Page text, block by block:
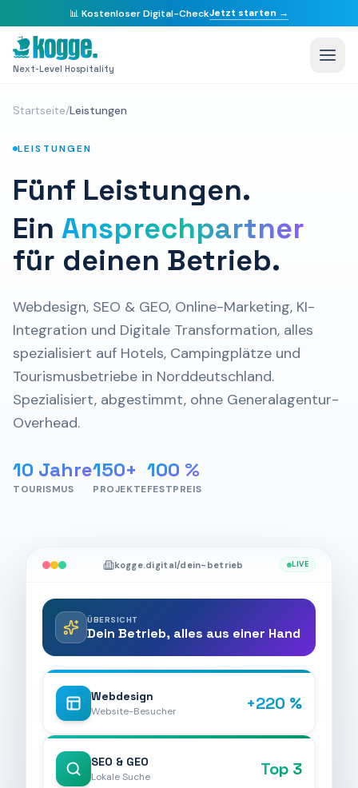
📊 Kostenloser Digital-CheckJetzt starten →
Next-Level Hospitality
Startseite/Leistungen
LEISTUNGEN
Fünf Leistungen.
Ein Ansprechpartner
für deinen Betrieb.
Webdesign, SEO & GEO, Online-Marketing, KI-
Integration und Digitale Transformation, alles
spezialisiert auf Hotels, Campingplätze und
Tourismusbetriebe in Norddeutschland.
Spezialisiert, abgestimmt, ohne Generalagentur-
Overhead.
10 Jahre
TOURISMUS
150+
PROJEKTE
100 %
FESTPREIS
kogge.digital/dein-betrieb LIVE
ÜBERSICHT
Dein Betrieb, alles aus einer Hand
Webdesign
Website-Besucher +220 %
SEO & GEO
Lokale Suche Top 3